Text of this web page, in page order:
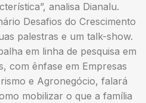
analisa Dianalu.
Desafios do Crescimento
palestras e um talk-show.
em linha de pesquisa em
com ênfase em Empresas
e Agronegócio, falará
mobilizar o que a família